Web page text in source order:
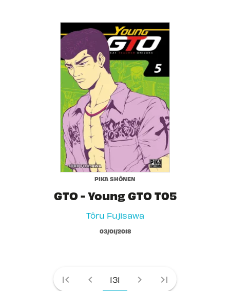
PIKA SHÔNEN
GTO - Young GTO T05
Tôru Fujisawa
03/01/2018
first_page chevron_left 131 chevron_right last_page